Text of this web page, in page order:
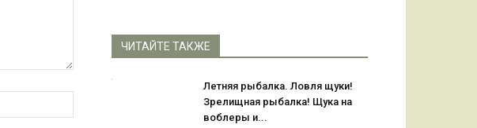
ЧИТАЙТЕ ТАКЖЕ
Летняя рыбалка. Ловля щуки!
Зрелищная рыбалка! Щука на
воблеры и...